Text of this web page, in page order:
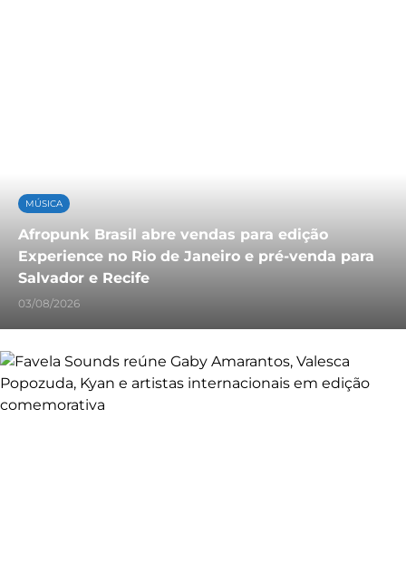
MÚSICA
Afropunk Brasil abre vendas para edição
Experience no Rio de Janeiro e pré-venda para
Salvador e Recife
03/08/2026